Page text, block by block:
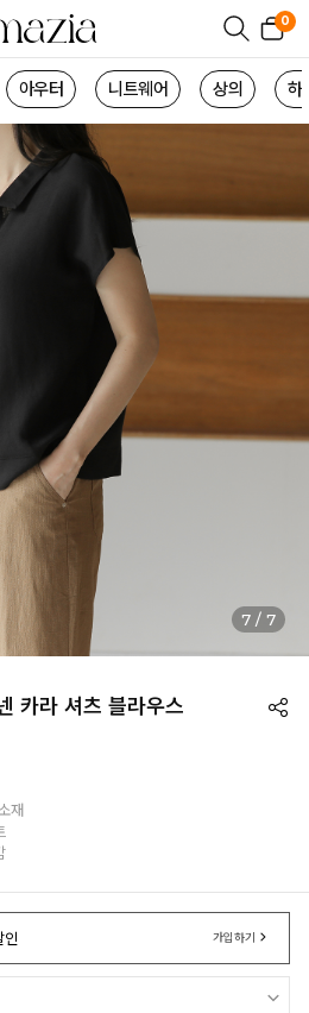
0
아우터 니트웨어 상의 하
7 / 7
카라 셔츠 블라우스
재
인 가입하기